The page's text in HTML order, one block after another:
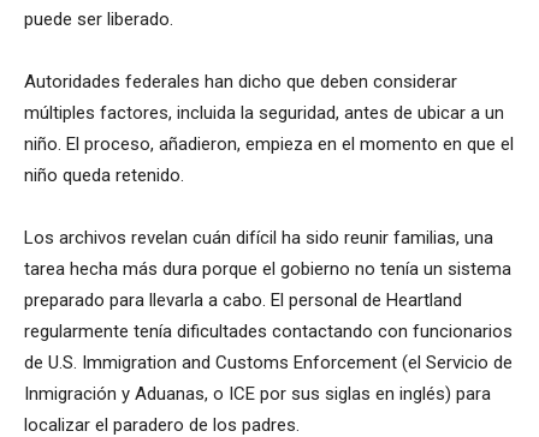
puede ser liberado.
Autoridades federales han dicho que deben considerar
múltiples factores, incluida la seguridad, antes de ubicar a un
niño. El proceso, añadieron, empieza en el momento en que el
niño queda retenido.
Los archivos revelan cuán difícil ha sido reunir familias, una
tarea hecha más dura porque el gobierno no tenía un sistema
preparado para llevarla a cabo. El personal de Heartland
regularmente tenía dificultades contactando con funcionarios
de U.S. Immigration and Customs Enforcement (el Servicio de
Inmigración y Aduanas, o ICE por sus siglas en inglés) para
localizar el paradero de los padres.